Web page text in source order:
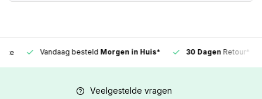
Vandaag besteldMorgen in Huis* 30 DagenRetour*
Veelgestelde vragen